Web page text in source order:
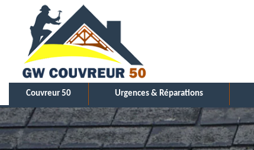
Couvreur 50 Urgences & Réparations